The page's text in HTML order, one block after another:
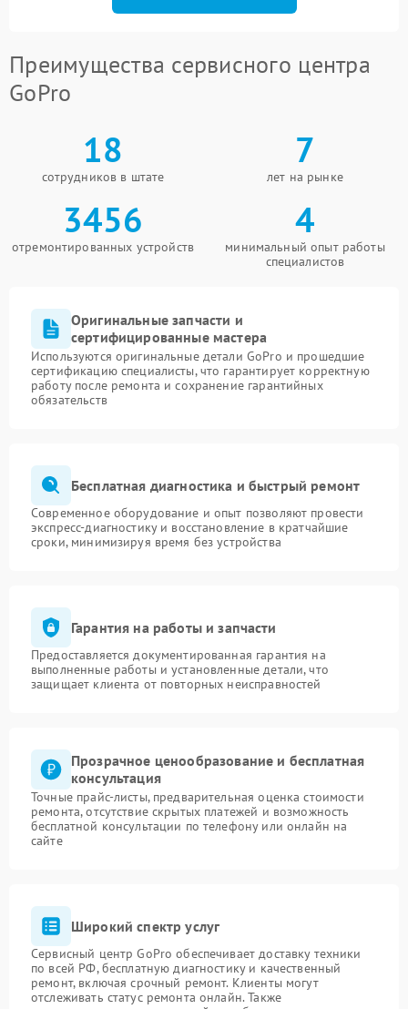
Преимущества сервисного центра
GoPro
18
сотрудников в штате
7
лет на рынке
3456
отремонтированных устройств
4
минимальный опыт работы
специалистов
Оригинальные запчасти и
сертифицированные мастера
Используются оригинальные детали GoPro и прошедшие
сертификацию специалисты, что гарантирует корректную
работу после ремонта и сохранение гарантийных
обязательств
Бесплатная диагностика и быстрый ремонт
Современное оборудование и опыт позволяют провести
экспресс-диагностику и восстановление в кратчайшие
сроки, минимизируя время без устройства
Гарантия на работы и запчасти
Предоставляется документированная гарантия на
выполненные работы и установленные детали, что
защищает клиента от повторных неисправностей
Прозрачное ценообразование и бесплатная
консультация
Точные прайс-листы, предварительная оценка стоимости
ремонта, отсутствие скрытых платежей и возможность
бесплатной консультации по телефону или онлайн на
сайте
Широкий спектр услуг
Сервисный центр GoPro обеспечивает доставку техники
по всей РФ, бесплатную диагностику и качественный
ремонт, включая срочный ремонт. Клиенты могут
отслеживать статус ремонта онлайн. Также